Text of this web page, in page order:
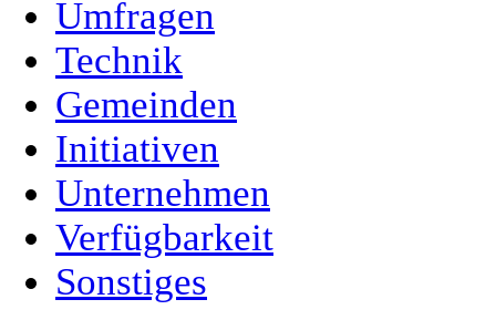
Umfragen
Technik
Gemeinden
Initiativen
Unternehmen
Verfügbarkeit
Sonstiges